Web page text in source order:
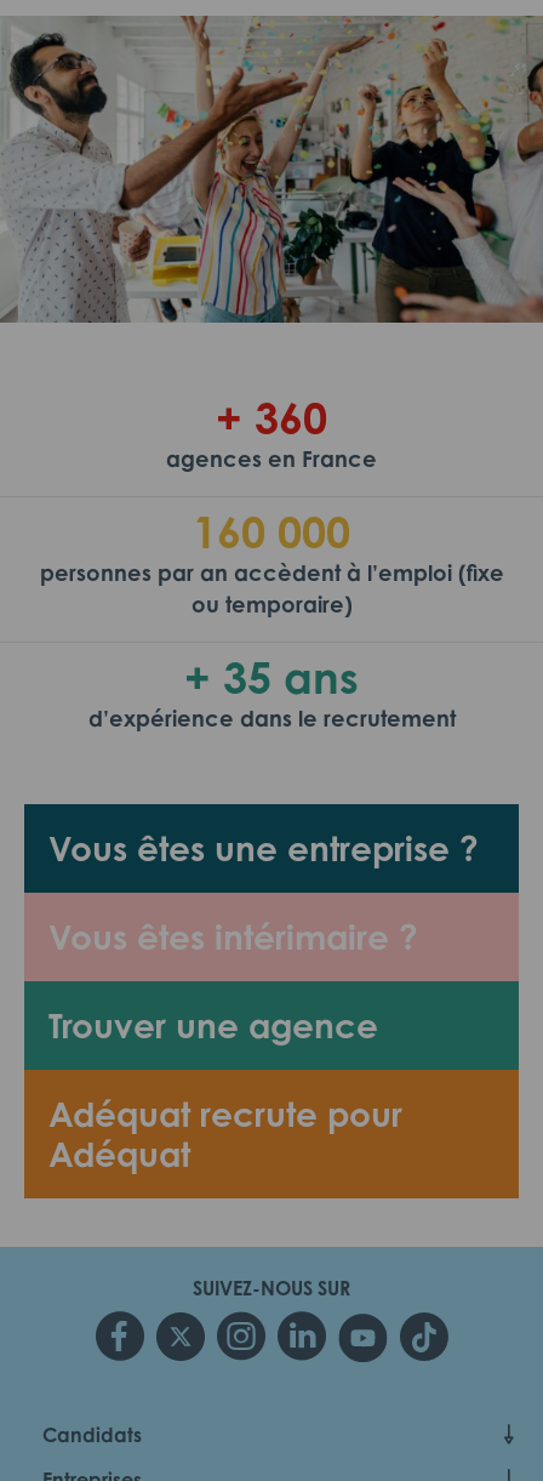
Vous êtes une entreprise ?
Vous êtes intérimaire ?
Trouver une agence
Adéquat recrute pour
Adéquat
+ 360
agences en France
160 000
personnes par an accèdent à l’emploi (fixe
ou temporaire)
+ 35 ans
d’expérience dans le recrutement
SUIVEZ-NOUS SUR
Candidats